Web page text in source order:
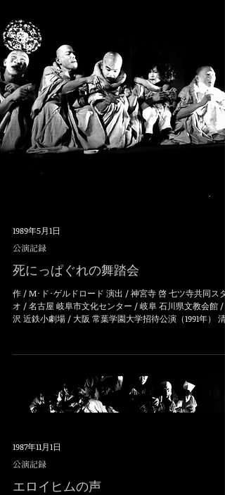
1989年5月1日
公演記録
死にっぱぐれの舞踏会
作 / M･ド･ゲルドロード 演出 / 神宮寺 啓 七ツ寺共同スタ
オ / 名古屋 岐阜市文化センター / 岐阜 石川県文教会館 /
沢 近鉄小劇場 / 大阪 常葉学園大学招待公演（1991年） 清
1987年11月1日
公演記録
エロイヒムの声